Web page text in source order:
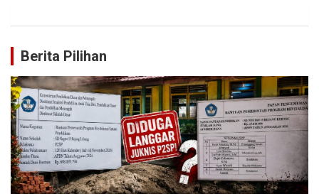
Berita Pilihan